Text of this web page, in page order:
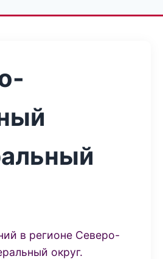
в регионе Северо-
округ.